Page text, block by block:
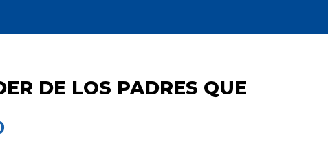
DE LOS PADRES QUE